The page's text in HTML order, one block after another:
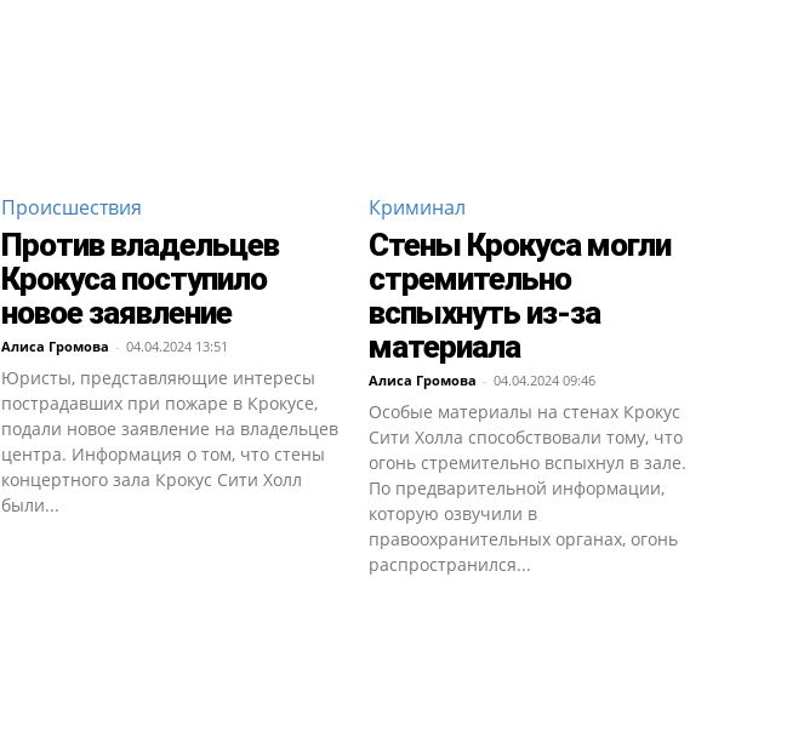
Происшествия
Против владельцев
Крокуса поступило
новое заявление
Алиса Громова - 04.04.2024 13:51
Юристы, представляющие интересы
пострадавших при пожаре в Крокусе,
подали новое заявление на владельцев
центра. Информация о том, что стены
концертного зала Крокус Сити Холл
были...
Криминал
Стены Крокуса могли
стремительно
вспыхнуть из-за
материала
Алиса Громова - 04.04.2024 09:46
Особые материалы на стенах Крокус
Сити Холла способствовали тому, что
огонь стремительно вспыхнул в зале.
По предварительной информации,
которую озвучили в
правоохранительных органах, огонь
распространился...